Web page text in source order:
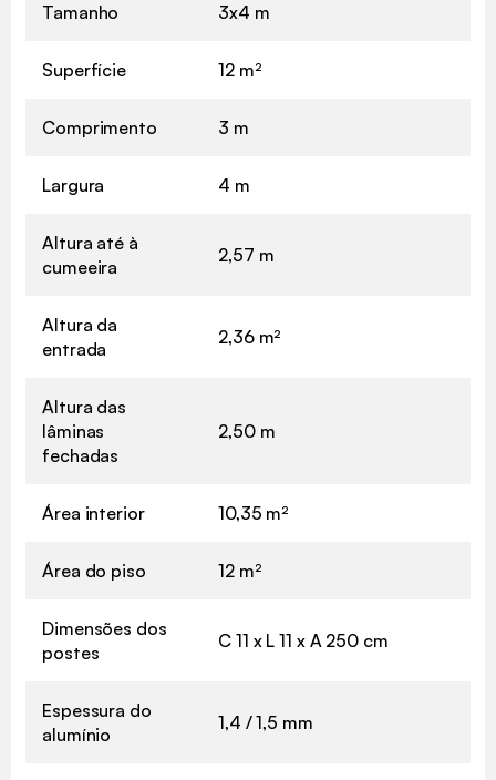
Tamanho 3x4 m
Superfície 12 m²
Comprimento 3 m
Largura 4 m
Altura até à
cumeeira
2,57 m
Altura da
entrada
2,36 m²
Altura das
lâminas
fechadas
2,50 m
Área interior 10,35 m²
Área do piso 12 m²
Dimensões dos
postes
C 11 x L 11 x A 250 cm
Espessura do
alumínio
1,4 / 1,5 mm